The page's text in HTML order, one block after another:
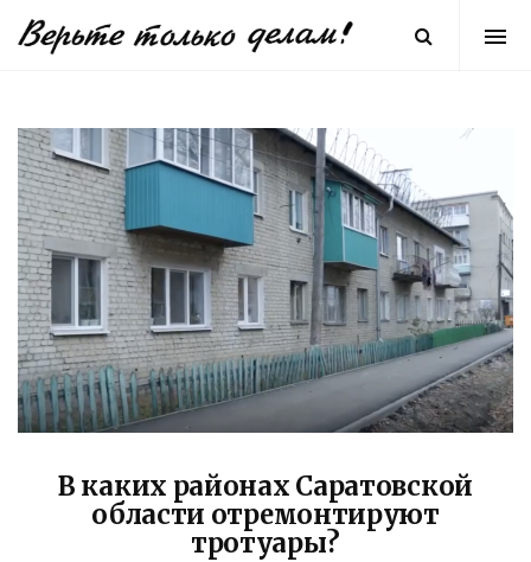
В каких районах Саратовской
области отремонтируют
тротуары?